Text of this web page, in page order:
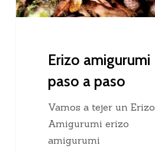
Erizo amigurumi
paso a paso
Vamos a tejer un Erizo
Amigurumi erizo
amigurumi